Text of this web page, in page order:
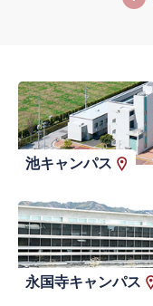
池キャンパス
永国寺キャンパス